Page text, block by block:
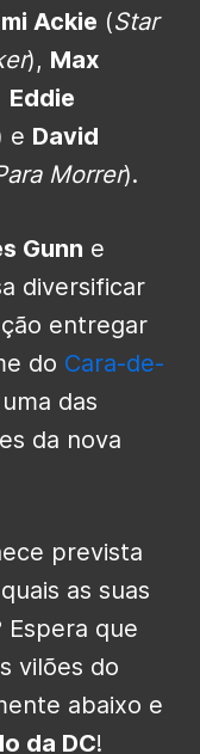
Ackie (Star
), Max
Eddie
e David
Morrer).
Gunn e
diversificar
entregar
do Cara-de-
das
da nova
prevista
as suas
que
vilões do
abaixo e
da DC!